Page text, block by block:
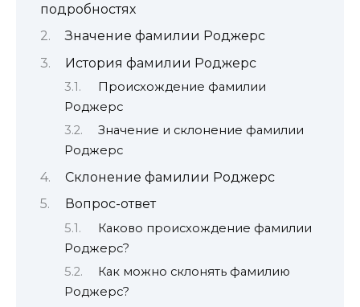
подробностях
Значение фамилии Роджерс
История фамилии Роджерс
Происхождение фамилии
Роджерс
Значение и склонение фамилии
Роджерс
Склонение фамилии Роджерс
Вопрос-ответ
Каково происхождение фамилии
Роджерс?
Как можно склонять фамилию
Роджерс?